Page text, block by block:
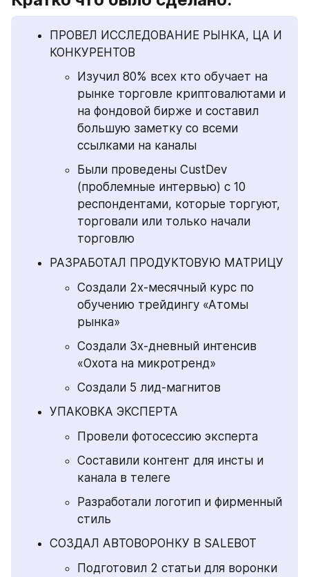
ПРОВЕЛ ИССЛЕДОВАНИЕ РЫНКА, ЦА И
КОНКУРЕНТОВ
Изучил 80% всех кто обучает на
рынке торговле криптовалютами и
на фондовой бирже и составил
большую заметку со всеми
ссылками на каналы
Были проведены CustDev
(проблемные интервью) с 10
респондентами, которые торгуют,
торговали или только начали
торговлю
РАЗРАБОТАЛ ПРОДУКТОВУЮ МАТРИЦУ
Создали 2х-месячный курс по
обучению трейдингу «Атомы
рынка»
Создали 3х-дневный интенсив
«Охота на микротренд»
Создали 5 лид-магнитов
УПАКОВКА ЭКСПЕРТА
Провели фотосессию эксперта
Составили контент для инсты и
канала в телеге
Разработали логотип и фирменный
стиль
СОЗДАЛ АВТОВОРОНКУ В SALEBOT
Подготовил 2 статьи для воронки